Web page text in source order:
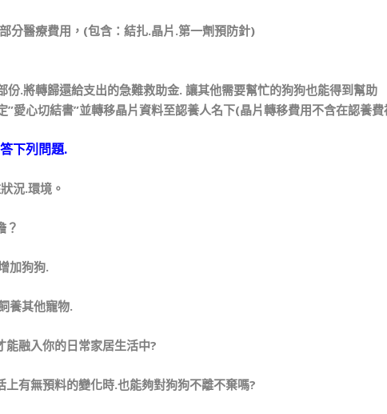
分醫療費用，(包含：結扎.晶片.第一劑預防針)
份.將轉歸還給支出的急難救助金. 讓其他需要幫忙的狗狗也能得到幫助
”愛心切結書”並轉移晶片資料至認養人名下(晶片轉移費用不含在認養
下列問題.
況.環境。
？
加狗狗.
養其他寵物.
融入你的日常家居生活中?
有無預料的變化時.也能夠對狗狗不離不棄嗎?